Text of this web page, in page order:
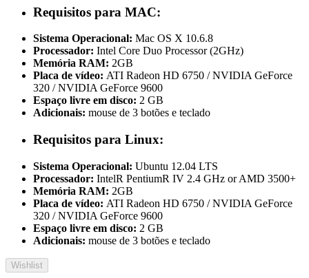
Requisitos para MAC:
Sistema Operacional: Mac OS X 10.6.8
Processador: Intel Core Duo Processor (2GHz)
Memória RAM: 2GB
Placa de vídeo: ATI Radeon HD 6750 / NVIDIA GeForce
320 / NVIDIA GeForce 9600
Espaço livre em disco: 2 GB
Adicionais: mouse de 3 botões e teclado
Requisitos para Linux:
Sistema Operacional: Ubuntu 12.04 LTS
Processador: IntelR PentiumR IV 2.4 GHz or AMD 3500+
Memória RAM: 2GB
Placa de vídeo: ATI Radeon HD 6750 / NVIDIA GeForce
320 / NVIDIA GeForce 9600
Espaço livre em disco: 2 GB
Adicionais: mouse de 3 botões e teclado
Wishlist